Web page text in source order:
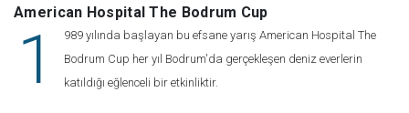
American Hospital The Bodrum Cup
1
989 yılında başlayan bu efsane yarış American Hospital The
Bodrum Cup her yıl Bodrum'da gerçekleşen deniz everlerin
katıldığı eğlenceli bir etkinliktir.